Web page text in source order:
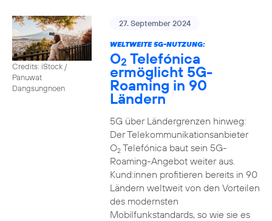
Credits: iStock /
Panuwat
Dangsungnoen
27. September 2024
WELTWEITE 5G-NUTZUNG:
O2 Telefónica
ermöglicht 5G-
Roaming in 90
Ländern
5G über Ländergrenzen hinweg:
Der Telekommunikationsanbieter
O2Telefónica baut sein 5G-
Roaming-Angebot weiter aus.
Kund:innen profitieren bereits in 90
Ländern weltweit von den Vorteilen
des modernsten
Mobilfunkstandards, so wie sie es